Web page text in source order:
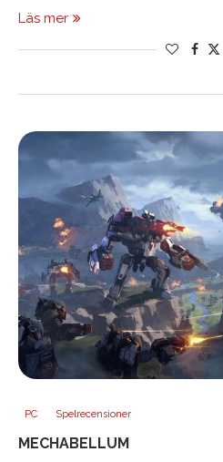
Läs mer
PC Spelrecensioner
MECHABELLUM